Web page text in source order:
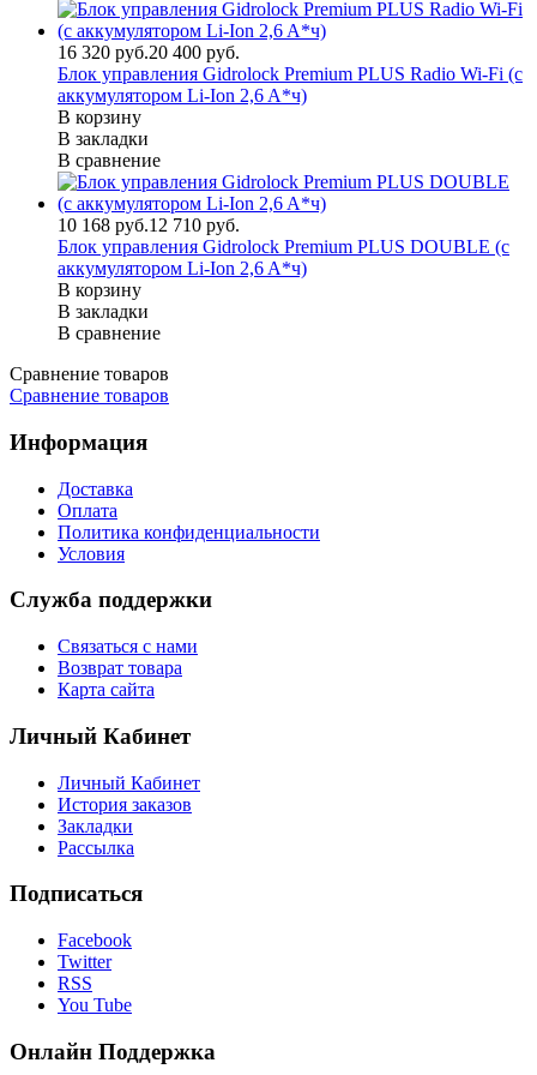
16 320 руб.20 400 руб.
Блок управления Gidrolock Premium PLUS Radio Wi-Fi (с
аккумулятором Li-Ion 2,6 A*ч)
В корзину
В закладки
В сравнение
10 168 руб.12 710 руб.
Блок управления Gidrolock Premium PLUS DOUBLE (с
аккумулятором Li-Ion 2,6 A*ч)
В корзину
В закладки
В сравнение
Сравнение товаров
Сравнение товаров
Информация
Доставка
Оплата
Политика конфиденциальности
Условия
Служба поддержки
Связаться с нами
Возврат товара
Карта сайта
Личный Кабинет
Личный Кабинет
История заказов
Закладки
Рассылка
Подписаться
Facebook
Twitter
RSS
You Tube
Онлайн Поддержка